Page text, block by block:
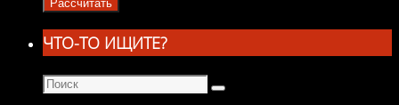
ЧТО-ТО ИЩИТЕ?
Что
Поиск